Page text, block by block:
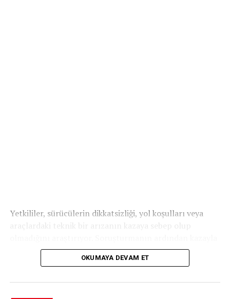
Yetkililer, sürücülerin dikkatsizliği, yol koşulları veya
araçlardaki teknik bir arızanın kazaya sebep olup
ilgili detaylı rapor kamuoyuyla paylaşılacak.
OKUMAYA DEVAM ET